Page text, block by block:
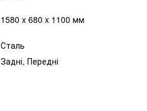
1580 x 680 x 1100 мм
Сталь
Задні, Передні